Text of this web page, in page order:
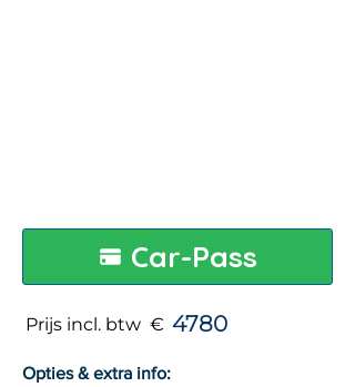
Car-Pass
Prijs incl. btw € 4780
Opties & extra info: